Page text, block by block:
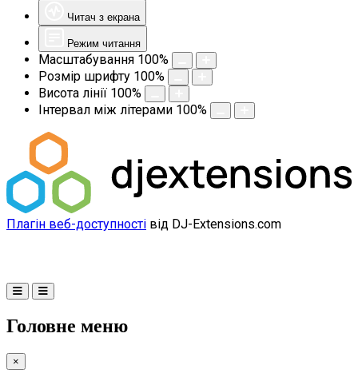
Читач з екрана
Режим читання
Масштабування 100%
Розмір шрифту 100%
Висота лінії 100%
Інтервал між літерами 100%
Плагін веб-доступності від DJ-Extensions.com
Головне меню
×